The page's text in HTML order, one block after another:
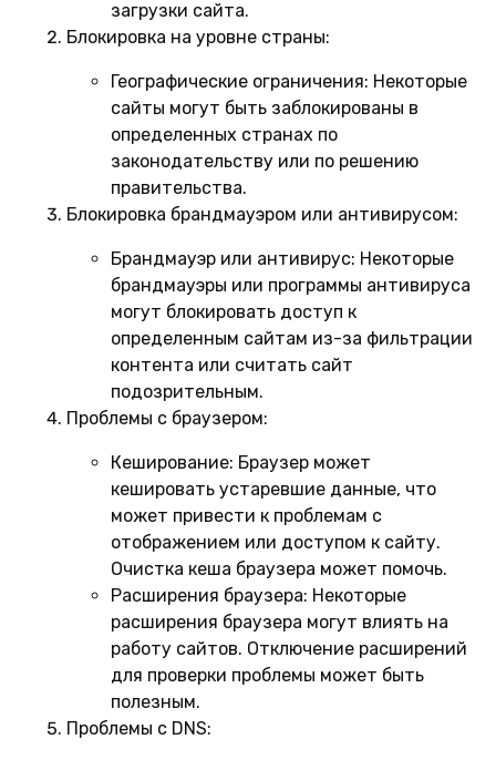
загрузки сайта.
Блокировка на уровне страны:
Географические ограничения: Некоторые
сайты могут быть заблокированы в
определенных странах по
законодательству или по решению
правительства.
Блокировка брандмауэром или антивирусом:
Брандмауэр или антивирус: Некоторые
брандмауэры или программы антивируса
могут блокировать доступ к
определенным сайтам из-за фильтрации
контента или считать сайт
подозрительным.
Проблемы с браузером:
Кеширование: Браузер может
кешировать устаревшие данные, что
может привести к проблемам с
отображением или доступом к сайту.
Очистка кеша браузера может помочь.
Расширения браузера: Некоторые
расширения браузера могут влиять на
работу сайтов. Отключение расширений
для проверки проблемы может быть
полезным.
Проблемы с DNS: